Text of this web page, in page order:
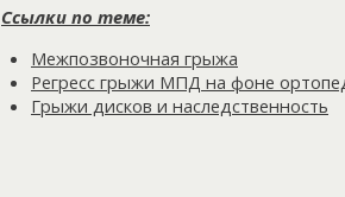
Ссылки по теме:
Межпозвоночная грыжа
Регресс грыжи МПД на фоне
Грыжи дисков и наследственность